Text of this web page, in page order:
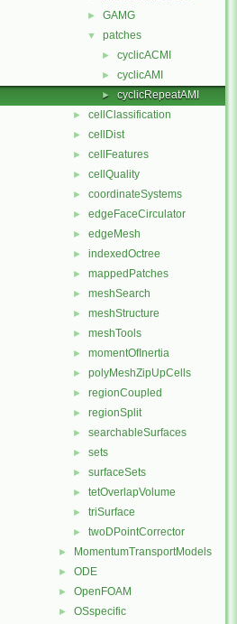
► GAMG
▼ patches
► cyclicACMI
► cyclicAMI
► cyclicRepeatAMI
► cellClassification
► cellDist
► cellFeatures
► cellQuality
► coordinateSystems
► edgeFaceCirculator
► edgeMesh
► indexedOctree
► mappedPatches
► meshSearch
► meshStructure
► meshTools
► momentOfInertia
► polyMeshZipUpCells
► regionCoupled
► regionSplit
► searchableSurfaces
► sets
► surfaceSets
► tetOverlapVolume
► triSurface
► twoDPointCorrector
► MomentumTransportModels
► ODE
► OpenFOAM
► OSspecific